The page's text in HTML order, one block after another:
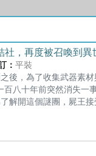
，再度被召喚到異
： 平裝
後，為了收集武器素
八十年前突然消失一
解開這個謎團，屍王
在此同時，等級八探
：Tsumeki
力推薦！ ★與另一名